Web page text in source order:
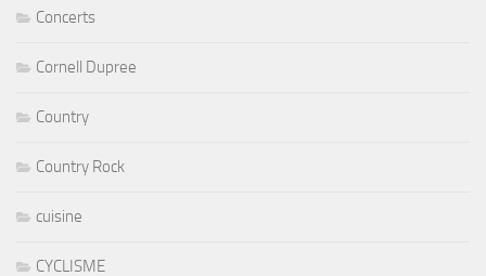
Concerts
Cornell Dupree
Country
Country Rock
cuisine
CYCLISME